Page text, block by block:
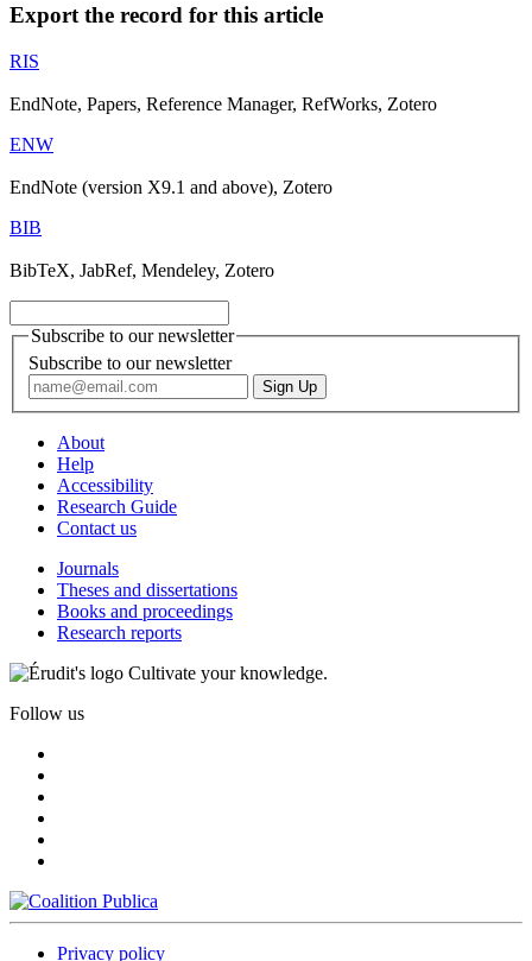
Export the record for this article
RIS
EndNote, Papers, Reference Manager, RefWorks, Zotero
ENW
EndNote (version X9.1 and above), Zotero
BIB
BibTeX, JabRef, Mendeley, Zotero
Subscribe to our newsletter
Subscribe to our newsletter
About
Help
Accessibility
Research Guide
Contact us
Journals
Theses and dissertations
Books and proceedings
Research reports
Cultivate your knowledge.
Follow us
Privacy policy